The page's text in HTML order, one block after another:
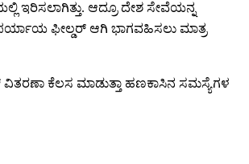
ಇರಿಸಲಾಗಿತ್ತು. ಆದ್ರೂ ದೇಶ ಸೇವೆಯನ್ನ
ಪರ್ಯಾಯ ಫೀಲ್ಡರ್ ಆಗಿ ಭಾಗವಹಿಸಲು ಮಾತ್ರ
ವಿತರಣಾ ಕೆಲಸ ಮಾಡುತ್ತಾ ಹಣಕಾಸಿನ ಸಮಸ್ಯೆಗಳ